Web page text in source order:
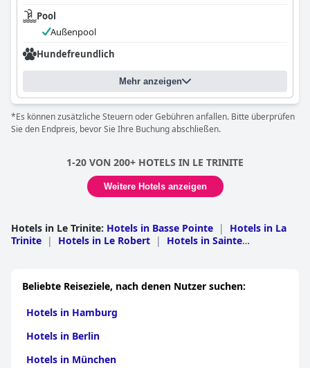
Pool
Außenpool
Hundefreundlich
Mehr anzeigen
*Es können zusätzliche Steuern oder Gebühren anfallen. Bitte überprüfen
Sie den Endpreis, bevor Sie Ihre Buchung abschließen.
1-20 VON 200+ HOTELS IN LE TRINITE
Weitere Hotels anzeigen
Hotels in Le Trinite: Hotels in Basse Pointe |
Hotels in La
Trinite | Hotels in Le Robert |
Hotels in Sainte
Beliebte Reiseziele, nach denen Nutzer suchen:
Hotels in Hamburg
Hotels in Berlin
Hotels in München